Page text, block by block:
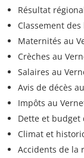
Résultat
Classement
Maternités au
Crèches au
Salaires au
Avis de décès
Impôts au
Dette et budget
Climat et
Accidents de la